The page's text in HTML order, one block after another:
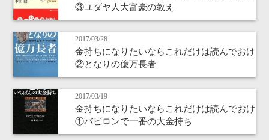
③ユダヤ人大富豪の教え
2017/03/28
金持ちになりたいならこれだけは読んでおけ
②となりの億万長者
2017/03/19
金持ちになりたいならこれだけは読んでおけ
①バビロンで一番の大金持ち